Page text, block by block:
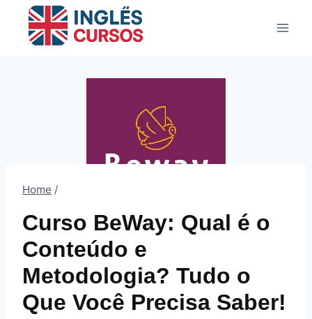
Home /
Curso BeWay: Qual é o
Conteúdo e
Metodologia? Tudo o
Que Você Precisa Saber!